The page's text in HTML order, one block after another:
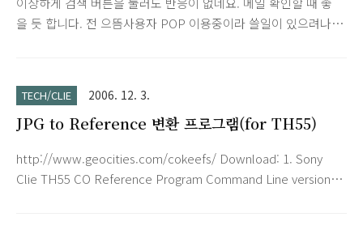
을 듯 합니다. 전 으뜸사용자 POP 이용중이라 쓸일이 있으려나
TECH/CLIE 2006. 12. 3.
JPG to Reference 변환 프로그램(for TH55)
http://www.geocities.com/cokeefs/ Download: 1. Sony
Clie TH55 CO Reference Program Command Line version